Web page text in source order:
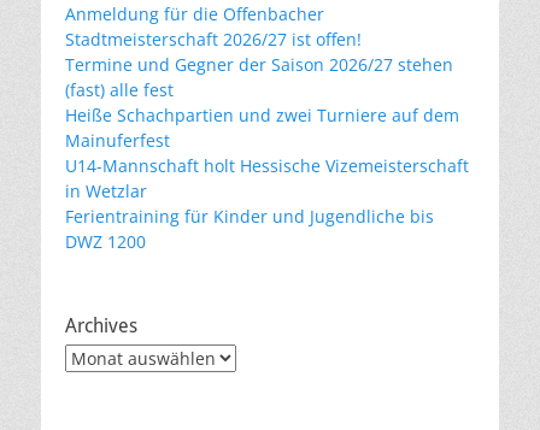
Anmeldung für die Offenbacher
Stadtmeisterschaft 2026/27 ist offen!
Termine und Gegner der Saison 2026/27 stehen
(fast) alle fest
Heiße Schachpartien und zwei Turniere auf dem
Mainuferfest
U14-Mannschaft holt Hessische Vizemeisterschaft
in Wetzlar
Ferientraining für Kinder und Jugendliche bis
DWZ 1200
Archives
Archives